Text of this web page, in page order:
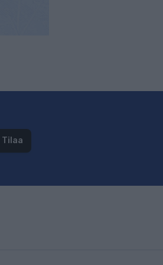
Tilaa